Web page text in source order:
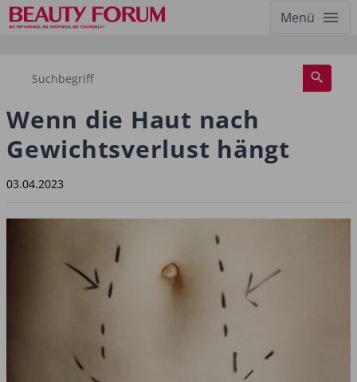
Menü
Wenn die Haut nach
Gewichtsverlust hängt
03.04.2023